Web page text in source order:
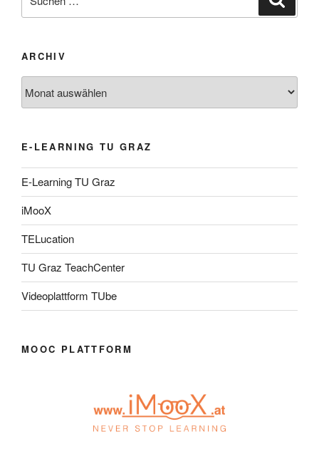
nach:
ARCHIV
E-LEARNING TU GRAZ
E-Learning TU Graz
iMooX
TELucation
TU Graz TeachCenter
Videoplattform TUbe
MOOC PLATTFORM